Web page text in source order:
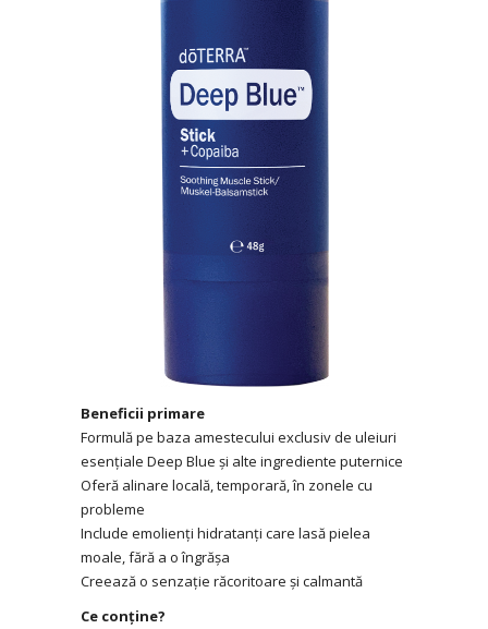
Beneficii primare
Formulă pe baza amestecului exclusiv de uleiuri
esențiale Deep Blue și alte ingrediente puternice
Oferă alinare locală, temporară, în zonele cu
probleme
Include emolienți hidratanți care lasă pielea
moale, fără a o îngrășa
Creează o senzație răcoritoare și calmantă
Ce conține?